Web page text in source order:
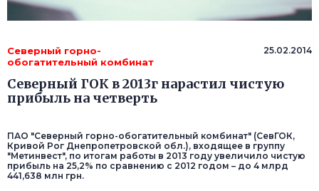
Северный горно-
обогатительный комбинат
25.02.2014
Северный ГОК в 2013г нарастил чистую
прибыль на четверть
ПАО "Северный горно-обогатительный комбинат" (СевГОК,
Кривой Рог Днепропетровской обл.), входящее в группу
"Метинвест", по итогам работы в 2013 году увеличило чистую
прибыль на 25,2% по сравнению с 2012 годом – до 4 млрд
441,638 млн грн.